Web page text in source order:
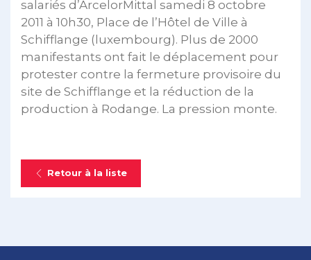
salariés d’ArcelorMittal samedi 8 octobre
2011 à 10h30, Place de l’Hôtel de Ville à
Schifflange (luxembourg). Plus de 2000
manifestants ont fait le déplacement pour
protester contre la fermeture provisoire du
site de Schifflange et la réduction de la
production à Rodange. La pression monte.
Retour à la liste